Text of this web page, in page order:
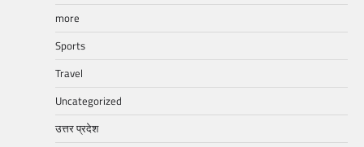
more
Sports
Travel
Uncategorized
उत्तर प्रदेश